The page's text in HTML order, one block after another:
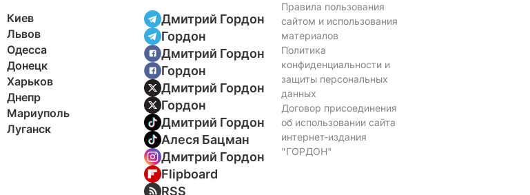
Киев
Львов
Одесса
Донецк
Харьков
Днепр
Мариуполь
Луганск
Дмитрий Гордон
Гордон
Дмитрий Гордон
Гордон
Дмитрий Гордон
Гордон
Дмитрий Гордон
Алеся Бацман
Дмитрий Гордон
Flipboard
RSS
Правила пользования
сайтом и использования
материалов
Политика
конфиденциальности и
защиты персональных
данных
Договор присоединения
об использовании сайта
интернет-издания
"ГОРДОН"